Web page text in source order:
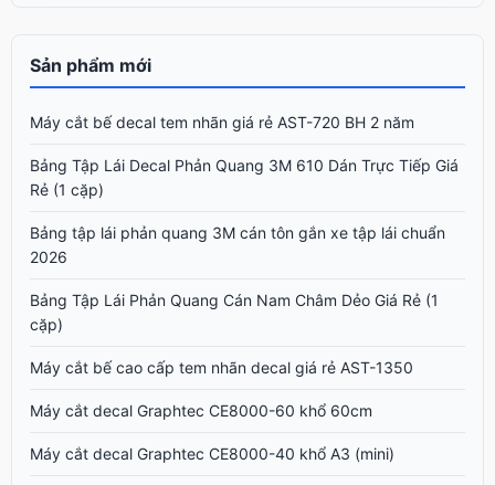
Sản phẩm mới
Máy cắt bế decal tem nhãn giá rẻ AST-720 BH 2 năm
Bảng Tập Lái Decal Phản Quang 3M 610 Dán Trực Tiếp Giá
Rẻ (1 cặp)
Bảng tập lái phản quang 3M cán tôn gắn xe tập lái chuẩn
2026
Bảng Tập Lái Phản Quang Cán Nam Châm Dẻo Giá Rẻ (1
cặp)
Máy cắt bế cao cấp tem nhãn decal giá rẻ AST-1350
Máy cắt decal Graphtec CE8000-60 khổ 60cm
Máy cắt decal Graphtec CE8000-40 khổ A3 (mini)